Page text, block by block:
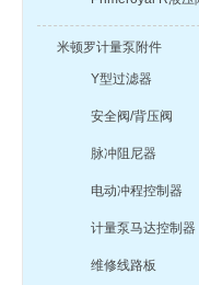
米顿罗计量泵附件
Y型过滤器
安全阀/背压阀
脉冲阻尼器
电动冲程控制器
计量泵马达控制器
维修线路板